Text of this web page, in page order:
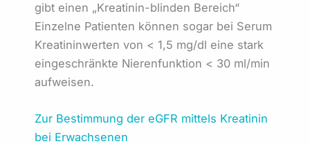
gibt einen „Kreatinin-blinden Bereich“
Einzelne Patienten können sogar bei Serum
Kreatininwerten von < 1,5 mg/dl eine stark
eingeschränkte Nierenfunktion < 30 ml/min
aufweisen.
Zur Bestimmung der eGFR mittels Kreatinin
bei Erwachsenen